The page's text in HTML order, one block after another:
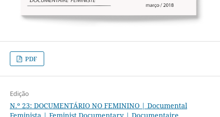
PDF
Edição
N.º 23: DOCUMENTÁRIO NO FEMININO | Documental
Feminista | Feminist Documentary | Documentaire